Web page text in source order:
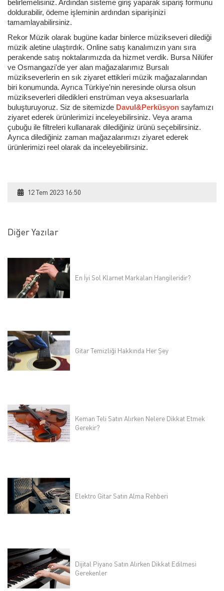
belirlemelisiniz. Ardından sisteme giriş yaparak sipariş formunu
doldurabilir, ödeme işleminin ardından siparişinizi
tamamlayabilirsiniz.
Rekor Müzik olarak bugüne kadar binlerce müzikseveri dilediği
müzik aletine ulaştırdık. Online satış kanalımızın yanı sıra
perakende satış noktalarımızda da hizmet verdik. Bursa Nilüfer
ve Osmangazi'de yer alan mağazalarımız Bursalı
müzikseverlerin en sık ziyaret ettikleri müzik mağazalarından
biri konumunda. Ayrıca Türkiye'nin neresinde olursa olsun
müzikseverleri diledikleri enstrüman veya aksesuarlarla
buluşturuyoruz. Siz de sitemizde Davul&Perküsyon sayfamızı
ziyaret ederek ürünlerimizi inceleyebilirsiniz. Veya arama
çubuğu ile filtreleri kullanarak dilediğiniz ürünü seçebilirsiniz.
Ayrıca dilediğiniz zaman mağazalarımızı ziyaret ederek
ürünlerimizi reel olarak da inceleyebilirsiniz.
12 Tem 2023 16:50
Diğer Yazılar
En İyi Sol Klarnet Markaları Hangileridir?
Gitar Temizliği Hakkında Her Şey
Keman Teli Satın Alırken Nelere Dikkat Etmek
Gerekir?
Elektro Gitar Satın Alma Rehberi
Dijital Piyano Satın Alırken Dikkat Edilmesi
Gerekenler